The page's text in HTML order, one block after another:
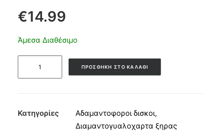
€14.99
Άμεσα Διαθέσιμο
Διαμαντογυαλόχαρτο
-
ΠΡΟΣΘΉΚΗ ΣΤΟ ΚΑΛΆΘΙ
Κατηγορίες Αδαμαντοφοροι δισκοι,
Διαμαντογυαλοχαρτα ξηρας